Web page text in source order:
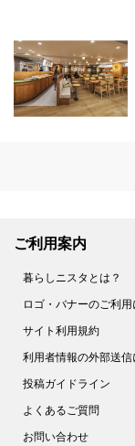
ご利用案内
暮らしニスタとは？
ロゴ・バナーのご利用
サイト利用規約
利用者情報の外部送信
投稿ガイドライン
よくあるご質問
お問い合わせ